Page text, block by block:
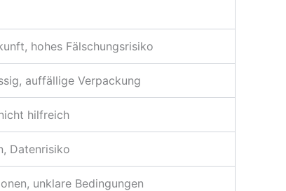
hohes Fälschungsrisiko
auffällige Verpackung
hilfreich
Datenrisiko
unklare Bedingungen